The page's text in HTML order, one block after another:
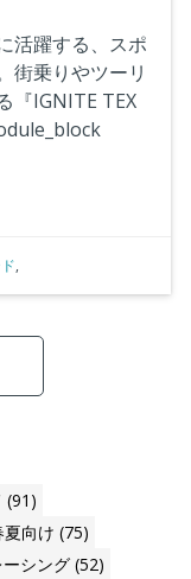
活躍する、スポ
街乗りやツーリ
『IGNITE TEX
,
(91)
夏向け (75)
ーシング (52)